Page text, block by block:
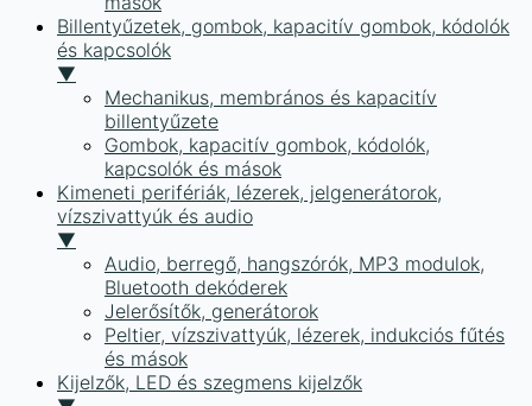
Billentyűzetek, gombok, kapacitív gombok, kódolók
és kapcsolók
▼
Mechanikus, membrános és kapacitív
billentyűzete
Gombok, kapacitív gombok, kódolók,
kapcsolók és mások
Kimeneti perifériák, lézerek, jelgenerátorok,
vízszivattyúk és audio
▼
Audio, berregő, hangszórók, MP3 modulok,
Bluetooth dekóderek
Jelerősítők, generátorok
Peltier, vízszivattyúk, lézerek, indukciós fűtés
és mások
Kijelzők, LED és szegmens kijelzők